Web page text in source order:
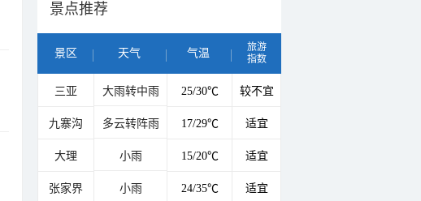
景点推荐
景区 天气 气温
旅游
指数
三亚 大雨转中雨 25/30℃ 较不宜
九寨沟 多云转阵雨 17/29℃ 适宜
大理 小雨 15/20℃ 适宜
张家界 小雨 24/35℃ 适宜